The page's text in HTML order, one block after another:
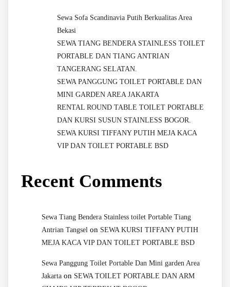
Sewa Sofa Scandinavia Putih Berkualitas Area
Bekasi
SEWA TIANG BENDERA STAINLESS TOILET
PORTABLE DAN TIANG ANTRIAN
TANGERANG SELATAN.
SEWA PANGGUNG TOILET PORTABLE DAN
MINI GARDEN AREA JAKARTA
RENTAL ROUND TABLE TOILET PORTABLE
DAN KURSI SUSUN STAINLESS BOGOR.
SEWA KURSI TIFFANY PUTIH MEJA KACA
VIP DAN TOILET PORTABLE BSD
Recent Comments
Sewa Tiang Bendera Stainless toilet Portable Tiang
Antrian Tangsel on SEWA KURSI TIFFANY PUTIH
MEJA KACA VIP DAN TOILET PORTABLE BSD
Sewa Panggung Toilet Portable Dan Mini garden Area
Jakarta on SEWA TOILET PORTABLE DAN ARM